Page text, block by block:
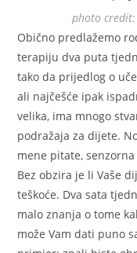
photo
Obično predlažemo
terapiju dva puta
tako da prijedlog o
ali najčešće ipak
velika, ima mnogo
podražaja za dijete.
mene pitate,
Bez obzira je li Vaše
teškoće. Dva sata
malo znanja o tome
može Vam dati puno